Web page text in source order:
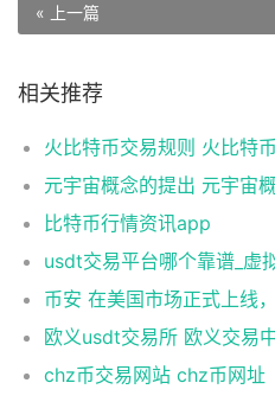
« 上一篇
相关推荐
火比特币交易规则 火比特
元宇宙概念的提出 元宇宙
比特币行情资讯app
usdt交易平台哪个靠谱_虚
欧义usdt交易所 欧义交易
chz币交易网站 chz币网址